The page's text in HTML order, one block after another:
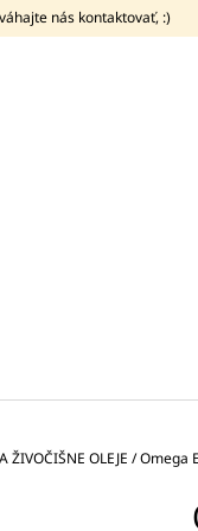
nás kontaktovať, :)
ŽIVOČIŠNE OLEJE /Omega